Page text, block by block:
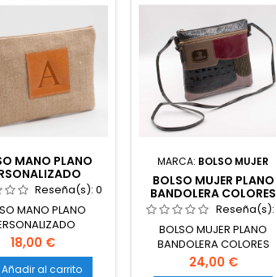
MANO PLANO
Reseña(s):0
MANO PLANO
Precio
18,00 €
Añadir al carrito
MARCA: BOLSO MUJER
BOLSO MUJER PLANO
BANDOLERA COLORES
Reseña(s):
BOLSO MUJER PLANO
BANDOLERA COLORES
Precio
24,00 €